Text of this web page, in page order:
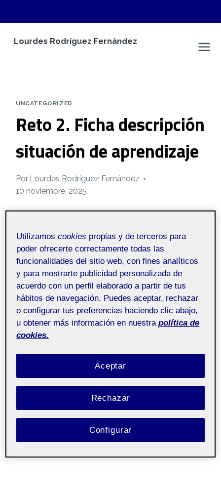
Lourdes Rodríguez Fernández
UNCATEGORIZED
Reto 2. Ficha descripción
situación de aprendizaje
Por Lourdes Rodríguez Fernández
10 noviembre, 2025
aprender en línea -
Aula 3
Utilizamoscookies propias y de terceros para
poder ofrecerte correctamente todas las
funcionalidades del sitio web, con fines analíticos
y para mostrarte publicidad personalizada de
acuerdo con un perfil elaborado a partir de tus
hábitos de navegación. Puedes aceptar, rechazar
o configurar tus preferencias haciendo clic abajo,
u obtener más información en nuestra política de
cookies.
Rechazar
Aceptar
Configurar